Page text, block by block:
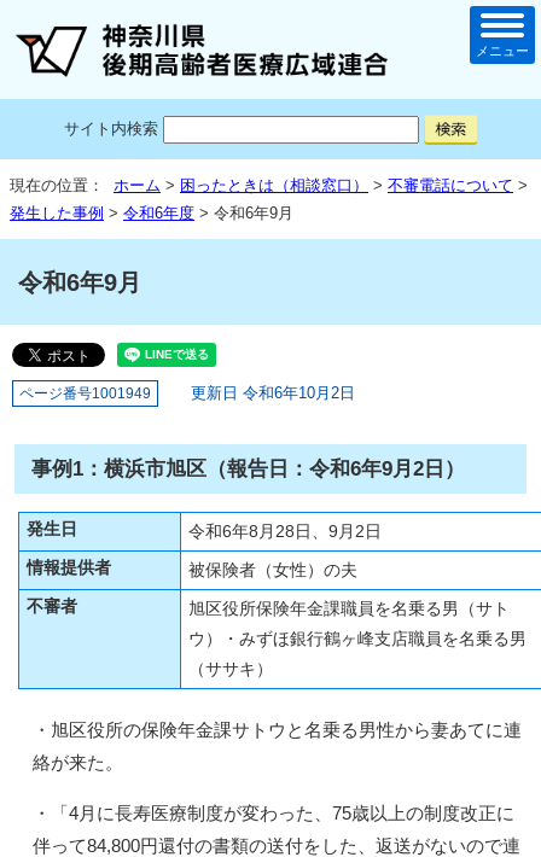
サイト内検索
メニュー
現在の位置： ホーム > 困ったときは（相談窓口） > 不審電話について >
発生した事例 > 令和6年度 > 令和6年9月
令和6年9月
ページ番号1001949 更新日 令和6年10月2日
事例1：横浜市旭区（報告日：令和6年9月2日）
発生日
令和6年8月28日、9月2日
情報提供者
被保険者（女性）の夫
不審者
旭区役所保険年金課職員を名乗る男（サト
ウ）・みずほ銀行鶴ヶ峰支店職員を名乗る男
（ササキ）
・旭区役所の保険年金課サトウと名乗る男性から妻あてに連
絡が来た。
・「4月に長寿医療制度が変わった、75歳以上の制度改正に
伴って84,800円還付の書類の送付をした、返送がないので連